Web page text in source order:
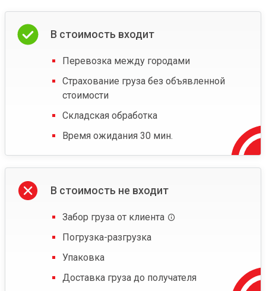
В стоимость входит
Перевозка между городами
Страхование груза без объявленной
стоимости
Складская обработка
Время ожидания 30 мин.
В стоимость не входит
Забор груза от клиента
Погрузка-разгрузка
Упаковка
Доставка груза до получателя